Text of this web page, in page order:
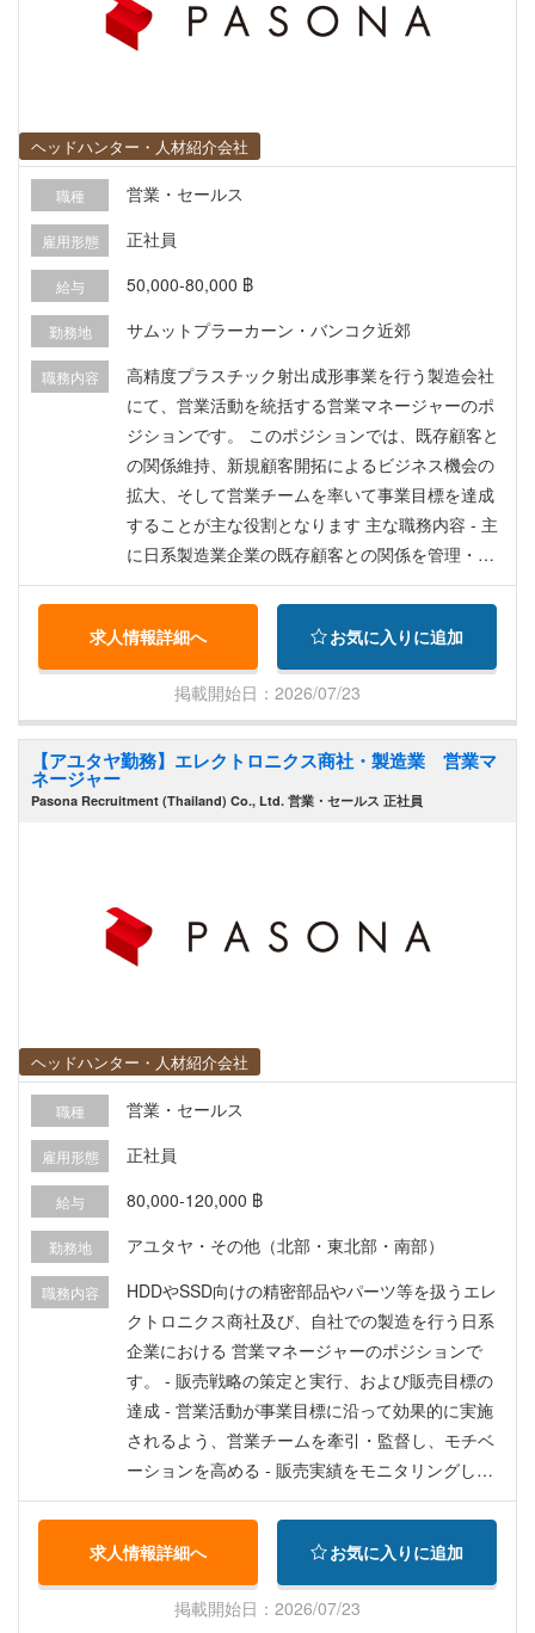
ヘッドハンター・人材紹介会社
職種 営業・セールス
雇用形態 正社員
給与 50,000-80,000 ฿
勤務地 サムットプラーカーン・バンコク近郊
職務内容
高精度プラスチック射出成形事業を行う製造会社
にて、営業活動を統括する営業マネージャーのポ
ジションです。 このポジションでは、既存顧客と
の関係維持、新規顧客開拓によるビジネス機会の
拡大、そして営業チームを率いて事業目標を達成
することが主な役割となります 主な職務内容 - 主
に日系製造業企業の既存顧客との関係を管理・維
持する - 自動車、電子部品、化粧品パッケージ、
および関連製造業において、新規顧客を獲得する
- 営業計画、売上予測、顧客訪問報告書、および
事業開発戦略を作成する - 生産、エンジニアリン
グ、品質管理、および経営陣を含む社内チームと
連携し、顧客の要求事項へ応える - 顧客訪問、商
談、および価格、製品仕様、納期、プロジェクト
要件に関する交渉を行う - 市場動向、競合他社の
求人情報詳細へ お気に入りに追加
掲載開始日：2026/07/23
【アユタヤ勤務】エレクトロニクス商社・製造業 営業マ
ネージャー
Pasona Recruitment (Thailand) Co., Ltd. 営業・セールス 正社員
ヘッドハンター・人材紹介会社
職種 営業・セールス
雇用形態 正社員
給与 80,000-120,000 ฿
勤務地 アユタヤ・その他（北部・東北部・南部）
職務内容
HDDやSSD向けの精密部品やパーツ等を扱うエレ
クトロニクス商社及び、自社での製造を行う日系
企業における 営業マネージャーのポジションで
す。 - 販売戦略の策定と実行、および販売目標の
達成 - 営業活動が事業目標に沿って効果的に実施
されるよう、営業チームを牽引・監督し、モチベ
ーションを高める - 販売実績をモニタリングし、
市場動向を分析したうえで、経営陣のレビューに
向けた定期的なレポートを作成する - 既存顧客と
の強固な関係を維持しながら、新たなビジネスチ
ャンスを開拓する - チームメンバーの営業スキル
と総合的なパフォーマンス向上を支援するため、
求人情報詳細へ お気に入りに追加
掲載開始日：2026/07/23